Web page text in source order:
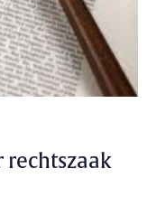
rechtszaak